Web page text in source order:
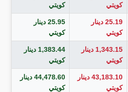
كويتي
كويتي
25.19 دينار
كويتي
25.95 دينار
كويتي
1,343.15 دينار
كويتي
1,383.44 دينار
كويتي
43,183.10 دينار
كويتي
44,478.60 دينار
كويتي